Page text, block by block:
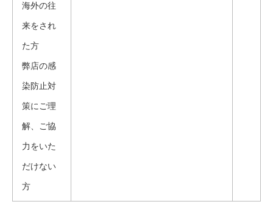
海外の往
来をされ
た方
弊店の感
染防止対
策にご理
解、ご協
力をいた
だけない
方